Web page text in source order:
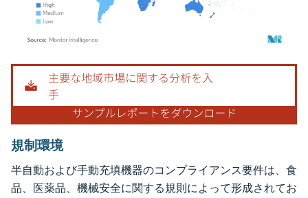
画像 © Mordor Intelligence。再利用にはCC BY 4.0の表示が必要です。
規制環境
半自動および手動充填機器のコンプライアンス要件は、食
品、医薬品、機械安全に関する規則によって形成されてお